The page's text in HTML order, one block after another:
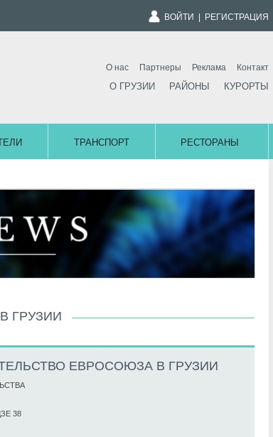
ВОЙТИ РЕГИСТРАЦИЯ
О нас Партнеры Реклама Контакт
О ГРУЗИИ РАЙОНЫ КУРОРТЫ
ТРАНСПОРТ РЕСТОРАНЫ
ГРУЗИИ
ЕВРОСОЮЗА В ГРУЗИИ
38